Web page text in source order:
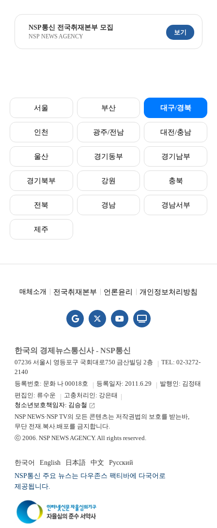
NSP통신 전국취재본부 모집
NSP NEWS AGENCY
보기
서울 부산 대구/경북
인천 광주/전남 대전/충남
울산 경기동부 경기남부
경기북부 강원 충북
전북 경남 경남서부
제주
매체소개 전국취재본부 언론윤리 개인정보처리방침
한국의 경제뉴스통신사 - NSP통신
07236 서울시 영등포구 국회대로750 금산빌딩 2층
TEL: 02-3272-
2140
등록번호: 문화 나 00018호
등록일자: 2011.6.29
발행인: 김정태
편집인: 류수운
고충처리인: 강은태
청소년보호책임자: 김승철 launch
NSP NEWS·NSP TV의 모든 콘텐츠는 저작권법의 보호를 받는바,
무단 전재.복사.배포를 금지합니다.
ⓒ 2006. NSP NEWS AGENCY. All rights reserved.
한국어 English 日本語 中文
Русский
NSP통신 주요 뉴스는 다우존스 팩티바에 다국어로
제공됩니다.